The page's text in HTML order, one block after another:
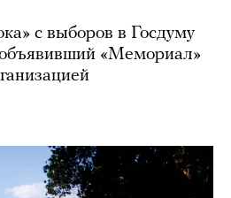
с выборов в Госдуму
объявивший «Мемориал»